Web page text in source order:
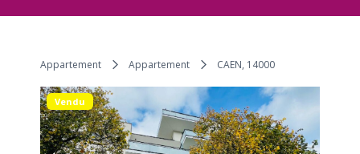
Appartement Appartement CAEN, 14000
Vendu